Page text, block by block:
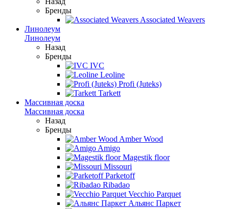
Бренды
Associated Weavers
Линолеум
Линолеум
Назад
Бренды
IVC
Leoline
Profi (Juteks)
Tarkett
Массивная доска
Массивная доска
Назад
Бренды
Amber Wood
Amigo
Magestik floor
Missouri
Parketoff
Ribadao
Vecchio Parquet
Альянс Паркет